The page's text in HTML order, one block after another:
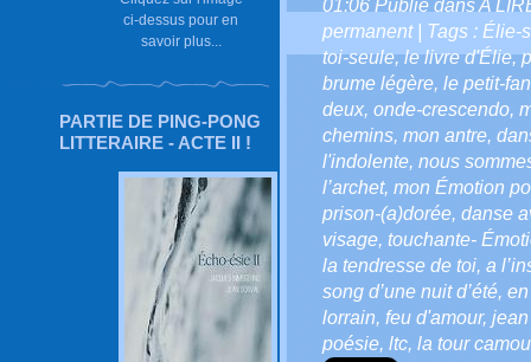
ci-dessus pour en
savoir plus...
PARTIE DE PING-PONG
LITTERAIRE - ACTE II !
01:06 Publié dansA
permanent| Tags : Élie-
toi-seule,le livre d'Élie,
brume légère, le petit-
deux, onde-crescendo,
chemins, mon antre,
l'indolente, nous
l’archet, mon Émotion
prison-(a)dorée, danse
visage, touchante-
la tendresse de toi, a
song d’une nuit d’été,
lorrain, feu d'amour,
poésie, ltc, la tour